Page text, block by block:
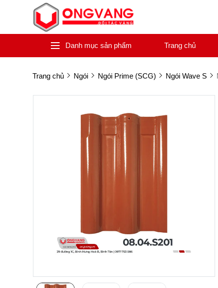
Danh mục sản phẩm Trang chủ
Trang chủ Ngói Ngói Prime (SCG) Ngói Wave S